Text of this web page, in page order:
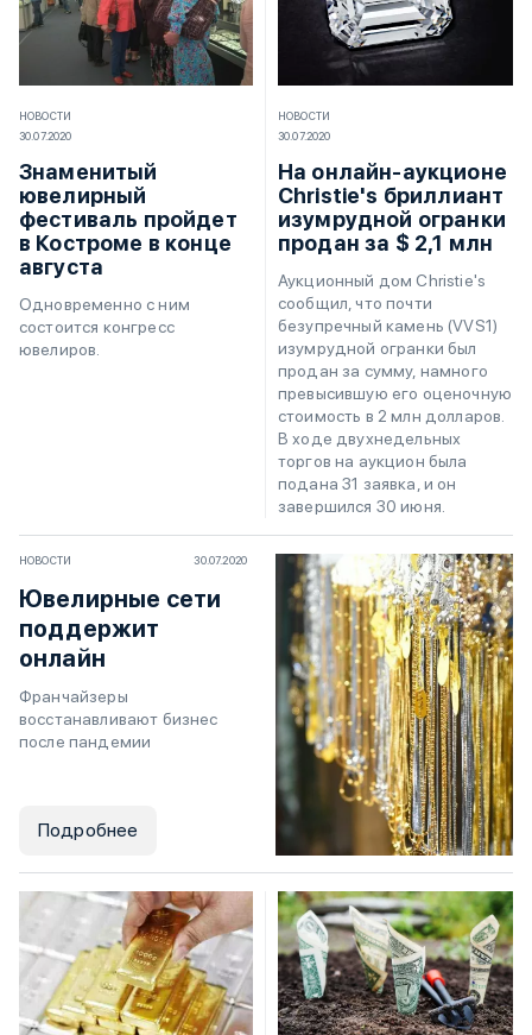
НОВОСТИ
30.07.2020
Знаменитый
ювелирный
фестиваль пройдет
в Костроме в конце
августа
Одновременно с ним
состоится конгресс
ювелиров.
НОВОСТИ
30.07.2020
На онлайн-аукционе
Christie's бриллиант
изумрудной огранки
продан за $ 2,1 млн
Аукционный дом Christie's
сообщил, что почти
безупречный камень (VVS1)
изумрудной огранки был
продан за сумму, намного
превысившую его оценочную
стоимость в 2 млн долларов.
В ходе двухнедельных
торгов на аукцион была
подана 31 заявка, и он
завершился 30 июня.
НОВОСТИ 30.07.2020
Ювелирные сети
поддержит
онлайн
Франчайзеры
восстанавливают бизнес
после пандемии
Подробнее